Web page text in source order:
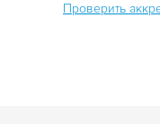
Проверить